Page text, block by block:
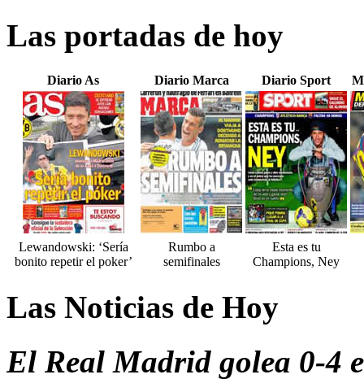
Las portadas de hoy
Diario As Diario Marca Diario Sport
Lewandowski: ‘Sería
bonito repetir el poker’
Rumbo a
semifinales
Esta es tu
Champions, Ney
Las Noticias de Hoy
El Real Madrid golea 0-4